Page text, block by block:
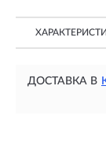
ДОСТАВКА В